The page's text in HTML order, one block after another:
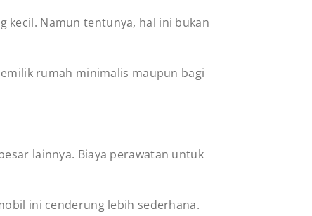
kecil. Namun tentunya, hal ini bukan
rumah minimalis maupun bagi
lainnya. Biaya perawatan untuk
ini cenderung lebih sederhana.